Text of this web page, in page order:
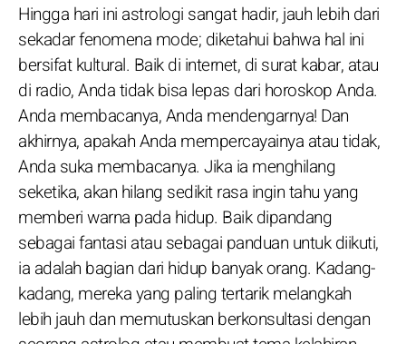
Hingga hari ini astrologi sangat hadir, jauh lebih dari
sekadar fenomena mode; diketahui bahwa hal ini
bersifat kultural. Baik di internet, di surat kabar, atau
di radio, Anda tidak bisa lepas dari horoskop Anda.
Anda membacanya, Anda mendengarnya! Dan
akhirnya, apakah Anda mempercayainya atau tidak,
Anda suka membacanya. Jika ia menghilang
seketika, akan hilang sedikit rasa ingin tahu yang
memberi warna pada hidup. Baik dipandang
sebagai fantasi atau sebagai panduan untuk diikuti,
ia adalah bagian dari hidup banyak orang. Kadang-
kadang, mereka yang paling tertarik melangkah
lebih jauh dan memutuskan berkonsultasi dengan